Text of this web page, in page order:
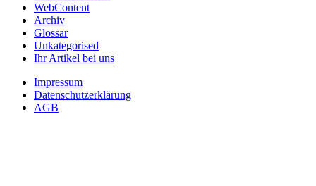
WebContent
Archiv
Glossar
Unkategorised
Ihr Artikel bei uns
Impressum
Datenschutzerklärung
AGB